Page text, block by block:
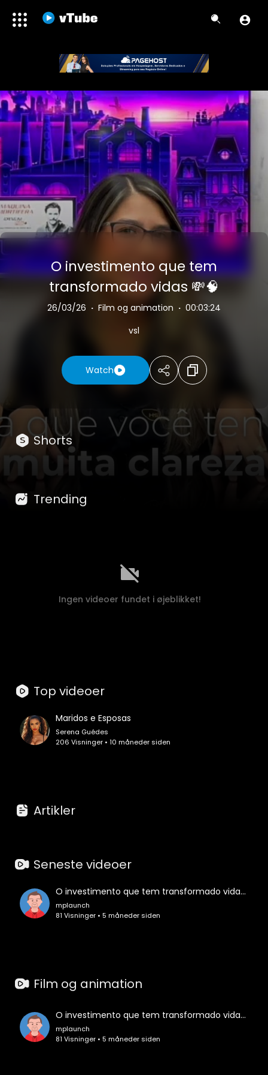
O investimento que tem
transformado vidas 💸🧠
26/03/26 · Film og animation · 00:03:24
vsl
Watch
Shorts
Trending
Ingen videoer fundet i øjeblikket!
Top videoer
Maridos e Esposas
Serena Guédes
206 Visninger • 10 måneder siden
Artikler
Seneste videoer
O investimento que tem transformado vidas 💸🧠
mplaunch
81 Visninger • 5 måneder siden
Film og animation
O investimento que tem transformado vidas 💸🧠
mplaunch
81 Visninger • 5 måneder siden